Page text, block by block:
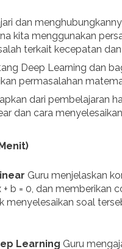
dan
kita menggunakan
terkait kecepatan dan
Deep Learning dan
permasalahan
dari pembelajaran
dan cara
Guru menjelaskan
+ b = 0, dan memberikan
menyelesaikan soal
Learning Guru